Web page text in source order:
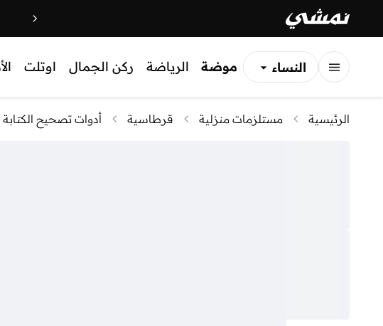
النساء
موضة الرياضة ركن الجمال اوتلت
الرئيسية مستلزمات منزلية قرطاسية أدوات تصحيح الكتابة